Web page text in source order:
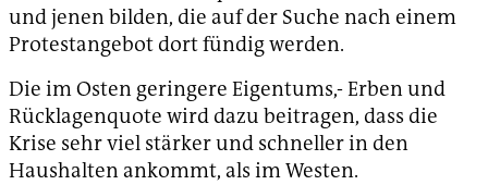
und jenen bilden, die auf der Suche nach einem
Protestangebot dort fündig werden.
Die im Osten geringere Eigentums,- Erben und
Rücklagenquote wird dazu beitragen, dass die
Krise sehr viel stärker und schneller in den
Haushalten ankommt, als im Westen.